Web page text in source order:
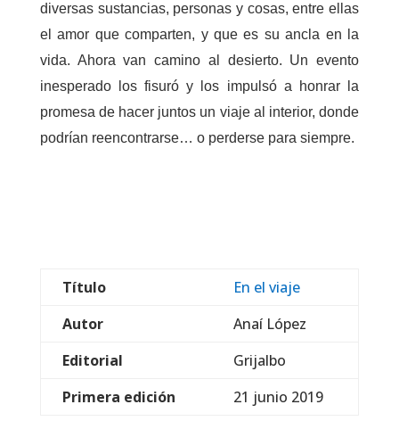
diversas sustancias, personas y cosas, entre ellas
el amor que comparten, y que es su ancla en la
vida. Ahora van camino al desierto. Un evento
inesperado los fisuró y los impulsó a honrar la
promesa de hacer juntos un viaje al interior, donde
podrían reencontrarse… o perderse para siempre.
Título
En el viaje
Autor
Anaí López
Editorial
Grijalbo
Primera edición
21 junio 2019